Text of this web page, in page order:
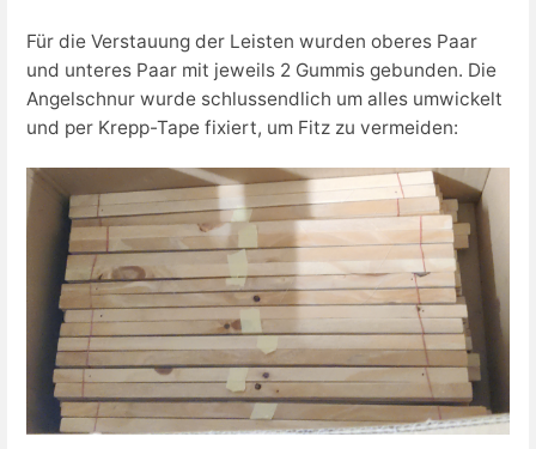
Für die Verstauung der Leisten wurden oberes Paar
und unteres Paar mit jeweils 2 Gummis gebunden. Die
Angelschnur wurde schlussendlich um alles umwickelt
und per Krepp-Tape fixiert, um Fitz zu vermeiden: